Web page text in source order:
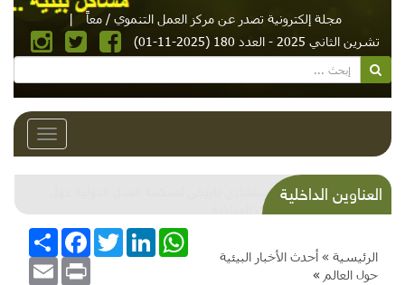
مجلة إلكترونية تصدر عن مركز العمل التنموي / معاً
|
تشرين الثاني 2025 - العدد 180 (2025-11-01)
Toggle
العناوين الداخليةشذرات بيئية وتنموية...بنية تحتية وحلويات قبيحة
وحاكورة ونوبل وزيتون و"سيباط"
الرئيسية » أحدث الأخبار البيئية
حول العالم »
انشر
FacebookTwitterLinkedInWhatsApp
Email Print